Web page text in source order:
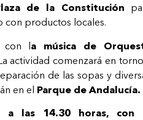
de la Constitución
con productos locales.
con la música de
actividad comenzará en
de las sopas y
en el Parque de Andalucía.
a las 14.30 horas, con